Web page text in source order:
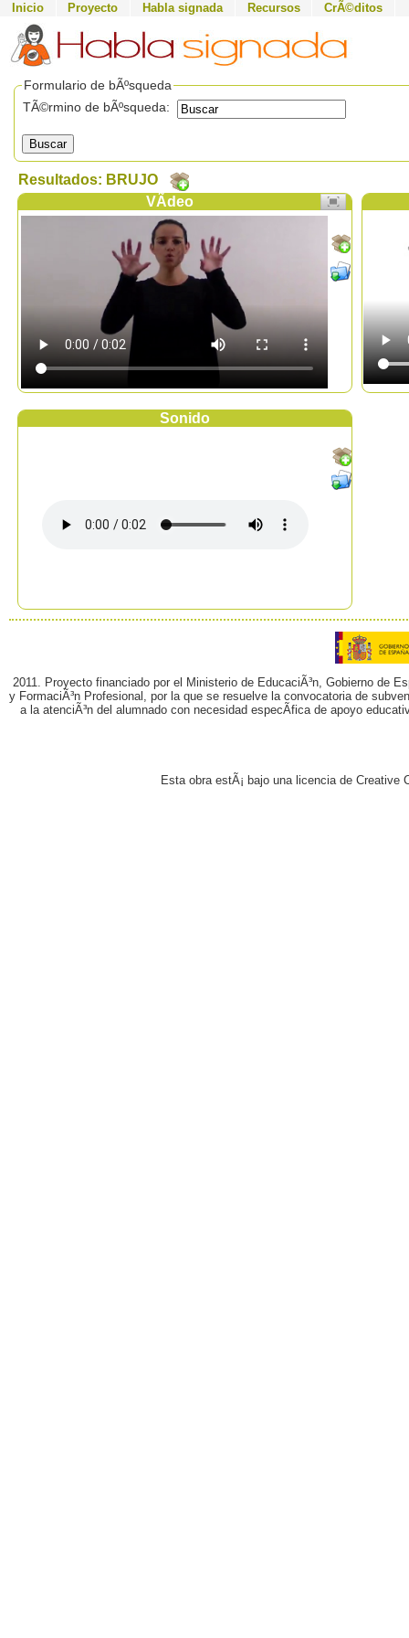
Inicio Proyecto Habla signada Recursos CrÃ©ditos
Formulario de bÃºsqueda
TÃ©rmino de bÃºsqueda:
Buscar
Resultados: BRUJO
VÃ­deo
Sonido
2011. Proyecto financiado por el Ministerio de EducaciÃ³n, Gobierno de
y FormaciÃ³n Profesional, por la que se resuelve la convocatoria de
a la atenciÃ³n del alumnado con necesidad especÃ­fica de apoyo
Esta obra estÃ¡ bajo una licencia de Creative